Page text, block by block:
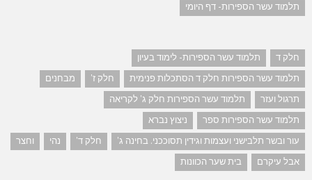
תלמוד עשר הספירות- דף היומי
חלק ד
תלמוד עשר הספירות- לימוד בעיון
תלמוד עשר הספירות חלק ד הסתכלות פנימית
חלק ז'
מבחנים
תרגול ועזר
תלמוד עשר הספירות חלק ג' לקריאה
תלמוד עשר הספירות ספר
ניצוץ נברא
עור ובשר תלבישני ועצמות וגידין תסוככני. בחינה ג'
חלק ד' נהי
וחצר
אבל עיקרם
בית שער הכוונות